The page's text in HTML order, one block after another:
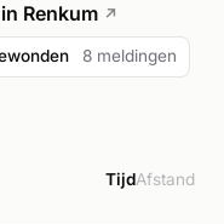
Renkum ↗
8 meldingen
TijdAfstand